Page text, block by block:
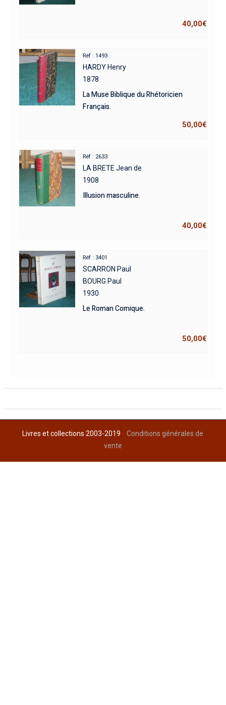
40,00€
Réf : 1493
HARDY Henry
1878
La Muse Biblique du Rhétoricien
Français.
50,00€
Réf : 2633
LA BRETE Jean de
1908
Illusion masculine.
40,00€
Réf : 3401
SCARRON Paul
BOURG Paul
1930
Le Roman Comique.
50,00€
Livres et collections 2003-2019Conditions générales de
vente